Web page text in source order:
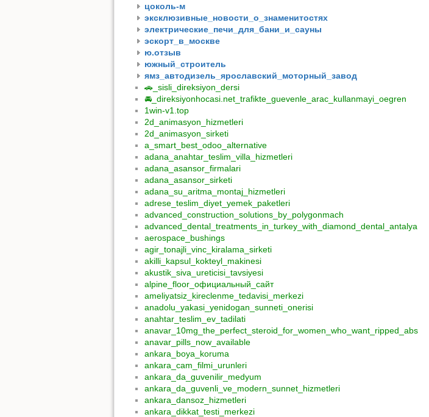
цоколь-м
эксклюзивные_новости_о_знаменитостях
электрические_печи_для_бани_и_сауны
эскорт_в_москве
ю.отзыв
южный_строитель
ямз_автодизель_ярославский_моторный_завод
🚗_sisli_direksiyon_dersi
🚘_direksiyonhocasi.net_trafikte_guevenle_arac_kullanmayi_oegren
1win-v1.top
2d_animasyon_hizmetleri
2d_animasyon_sirketi
a_smart_best_odoo_alternative
adana_anahtar_teslim_villa_hizmetleri
adana_asansor_firmalari
adana_asansor_sirketi
adana_su_aritma_montaj_hizmetleri
adrese_teslim_diyet_yemek_paketleri
advanced_construction_solutions_by_polygonmach
advanced_dental_treatments_in_turkey_with_diamond_dental_antalya
aerospace_bushings
agir_tonajli_vinc_kiralama_sirketi
akilli_kapsul_kokteyl_makinesi
akustik_siva_ureticisi_tavsiyesi
alpine_floor_официальный_сайт
ameliyatsiz_kireclenme_tedavisi_merkezi
anadolu_yakasi_yenidogan_sunneti_onerisi
anahtar_teslim_ev_tadilati
anavar_10mg_the_perfect_steroid_for_women_who_want_ripped_abs
anavar_pills_now_available
ankara_boya_koruma
ankara_cam_filmi_urunleri
ankara_da_guvenilir_medyum
ankara_da_guvenli_ve_modern_sunnet_hizmetleri
ankara_dansoz_hizmetleri
ankara_dikkat_testi_merkezi